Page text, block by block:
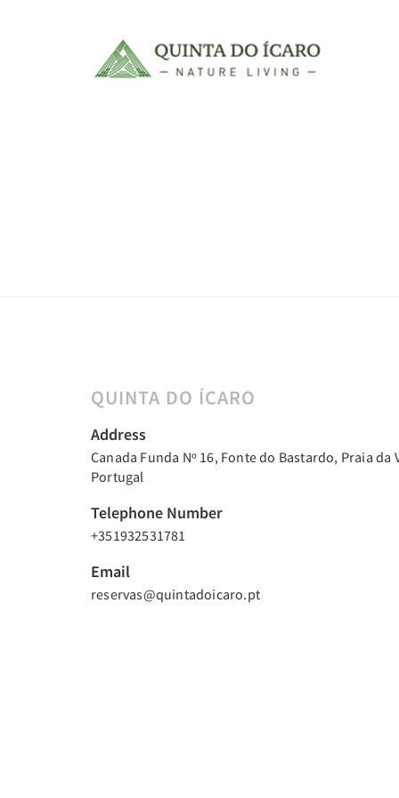
QUINTA DO ÍCARO
Address
Canada Funda Nº 16, Fonte do Bastardo, Praia da
Portugal
Telephone Number
+351932531781
Email
reservas@quintadoicaro.pt